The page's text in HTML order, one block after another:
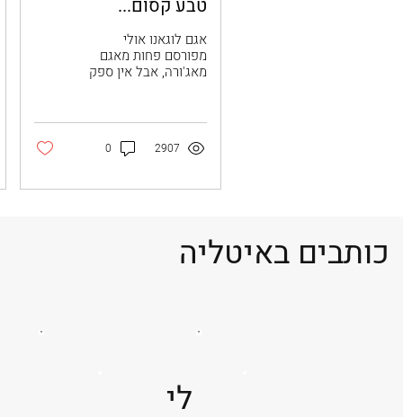
טבע קסום...
אגם לוגאנו אולי
מפורסם פחות מאגם
מאג'ורה, אבל אין ספק
רכבלים העולים
לפסגות דרמטיות,
עיירות צבעוניות...
2907
0
לי
כותבים באיטליה